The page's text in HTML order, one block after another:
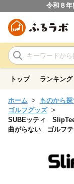
令和８
トップ ランキング
ホーム ものから探
ゴルフグッズ
SUBEッティ
曲がらない ゴルフテ